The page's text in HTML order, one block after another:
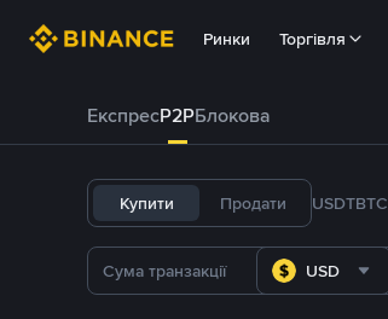
Ринки Торгівля
ЕкспресP2PБлокова
Купити Продати USDTBTC
USD